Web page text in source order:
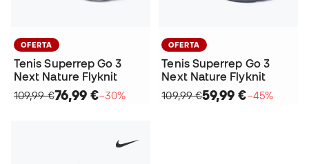
OFERTA
Tenis Superrep Go 3
Next Nature Flyknit
109,99 €76,99 €−30%
OFERTA
Tenis Superrep Go 3
Next Nature Flyknit
109,99 €59,99 €−45%